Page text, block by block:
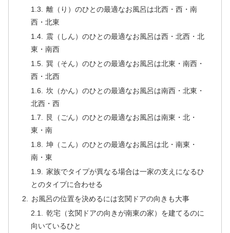
離（り）のひとの最適なお風呂は北西・西・南
西・北東
震（しん）のひとの最適なお風呂は西・北西・北
東・南西
巽（そん）のひとの最適なお風呂は北東・南西・
西・北西
坎（かん）のひとの最適なお風呂は南西・北東・
北西・西
艮（ごん）のひとの最適なお風呂は南東・北・
東・南
坤（こん）のひとの最適なお風呂は北・南東・
南・東
家族でタイプが異なる場合は一家の支えになるひ
とのタイプに合わせる
お風呂の位置を決めるには玄関ドアの向きも大事
乾宅（玄関ドアの向きが南東の家）を建てるのに
向いているひと